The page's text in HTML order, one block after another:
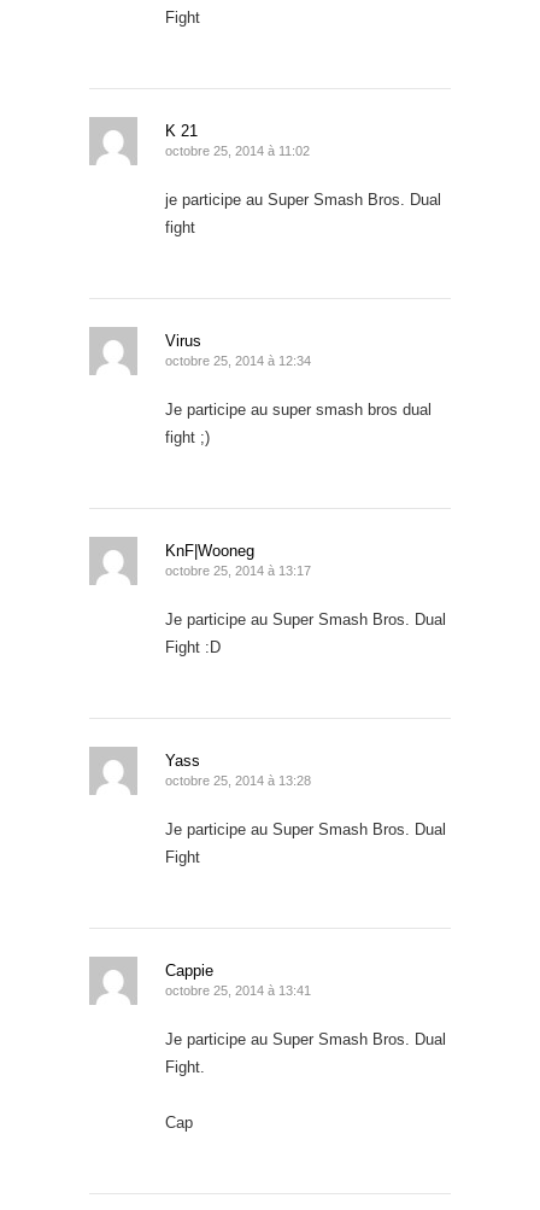
Fight
K 21
octobre 25, 2014 à 11:02
je participe au Super Smash Bros. Dual
fight
Virus
octobre 25, 2014 à 12:34
Je participe au super smash bros dual
fight ;)
KnF|Wooneg
octobre 25, 2014 à 13:17
Je participe au Super Smash Bros. Dual
Fight :D
Yass
octobre 25, 2014 à 13:28
Je participe au Super Smash Bros. Dual
Fight
Cappie
octobre 25, 2014 à 13:41
Je participe au Super Smash Bros. Dual
Fight.
Cap